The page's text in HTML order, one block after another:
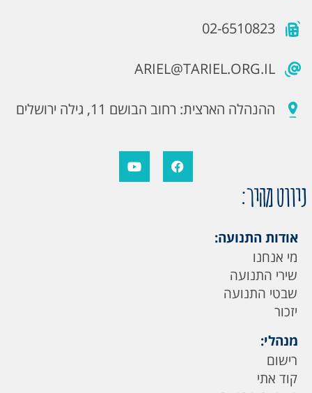
02-6510823
ARIEL@TARIEL.ORG.IL
ההנהלה הארצית: רחוב הבושם 11, גילה ירושלים
ניווט מהיר:
אודות התנועה:
מי אנחנו
שירי התנועה
שבטי התנועה
יזכור
מנהלי:
רישום
קוד אתי